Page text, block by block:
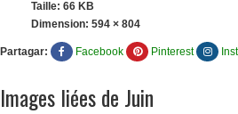
Taille: 66 KB
Dimension: 594 × 804
Partagar: Facebook Pinterest
Images liées de Juin